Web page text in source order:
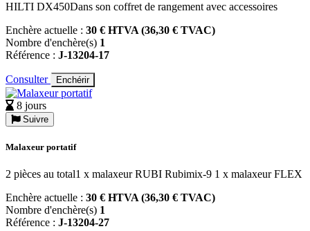
HILTI DX450Dans son coffret de rangement avec accessoires
Enchère actuelle : 30 € HTVA (36,30 € TVAC)
Nombre d'enchère(s) 1
Référence : J-13204-17
Consulter Enchérir
8 jours
Suivre
Malaxeur portatif
2 pièces au total1 x malaxeur RUBI Rubimix-9 1 x malaxeur FLEX
Enchère actuelle : 30 € HTVA (36,30 € TVAC)
Nombre d'enchère(s) 1
Référence : J-13204-27